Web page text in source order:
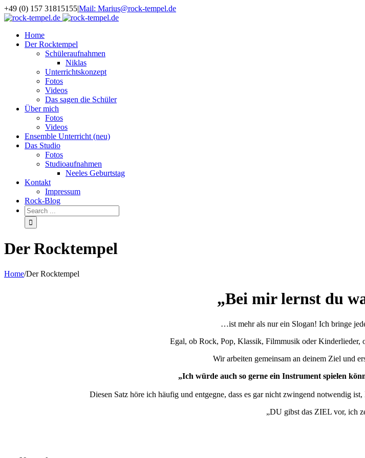
+49 (0) 157 31815155|Mail: Marius@rock-tempel.de
Home
Der Rocktempel
Schüleraufnahmen
Niklas
Unterrichtskonzept
Fotos
Videos
Das sagen die Schüler
Über mich
Fotos
Videos
Ensemble Unterricht (neu)
Das Studio
Fotos
Studioaufnahmen
Neeles Geburtstag
Kontakt
Impressum
Rock-Blog
Der Rocktempel
Home/Der Rocktempel
„Bei mir lernst du
…ist mehr als nur ein Slogan! Ich bringe
Egal, ob Rock, Pop, Klassik, Filmmusik oder
Wir arbeiten gemeinsam an deinem Ziel und
„Ich würde auch so gerne ein Instrument spielen
Diesen Satz höre ich häufig und entgegne, dass es gar nicht zwingend notwendig
„DU gibst das ZIEL vor, ich